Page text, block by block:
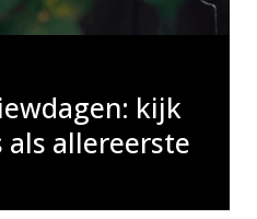
kijk
als allereerste